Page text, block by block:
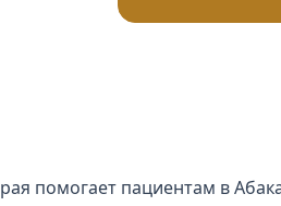
помогает пациентам в